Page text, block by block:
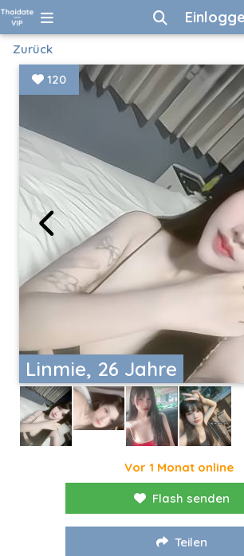
Zurück
Linmie, 26 Jahre
120
Vor 1 Monat online
Flash senden
Teilen